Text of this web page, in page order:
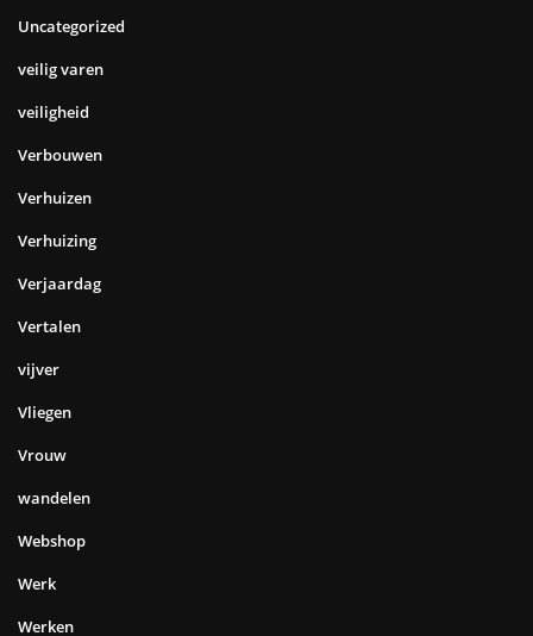
Uncategorized
veilig varen
veiligheid
Verbouwen
Verhuizen
Verhuizing
Verjaardag
Vertalen
vijver
Vliegen
Vrouw
wandelen
Webshop
Werk
Werken